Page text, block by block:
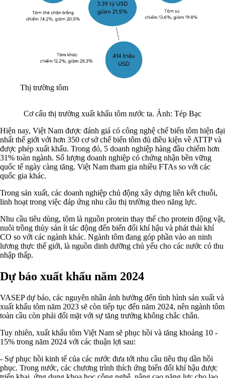
Thị trường tôm
Cơ cấu thị trường xuất khẩu tôm nước ta. Ảnh: Tép Bạc
Hiện nay, Việt Nam được đánh giá có công nghệ chế biến tôm hiện đại
nhất thế giới với hơn 350 cơ sở chế biến tôm đủ điều kiện về ATTP và
được phép xuất khẩu. Trong đó, 5 doanh nghiệp hàng đầu chiếm hơn
31% toàn ngành. Số lượng doanh nghiệp có chứng nhận bền vững
quốc tế ngày càng tăng. Việt Nam tham gia nhiều FTAs so với các
quốc gia khác.
Trong sản xuất, các doanh nghiệp chủ động xây dựng liên kết chuỗi,
linh hoạt trong việc đáp ứng nhu cầu thị trường theo năng lực.
Nhu cầu tiêu dùng, tôm là nguồn protein thay thế cho protein động vật,
nuôi trồng thủy sản ít tác động đến biến đổi khí hậu và phát thải khí
CO so với các ngành khác. Ngành tôm đang góp phần vào an ninh
lương thực thế giới, là nguồn dinh dưỡng chủ yếu cho các nước có thu
nhập thấp.
Dự báo xuất khẩu năm 2024
VASEP dự báo, các nguyên nhân ảnh hưởng đến tình hình sản xuất và
xuất khẩu tôm năm 2023 sẽ còn tiếp tục đến năm 2024, nên ngành tôm
toàn cầu còn phải đối mặt với sự tăng trưởng không chắc chắn.
Tuy nhiên, xuất khẩu tôm Việt Nam sẽ phục hồi và tăng khoảng 10 -
15% trong năm 2024 với các thuận lợi sau:
- Sự phục hồi kinh tế của các nước đưa tới nhu cầu tiêu thụ dần hồi
phục. Trong nước, các chương trình thích ứng biến đổi khí hậu được